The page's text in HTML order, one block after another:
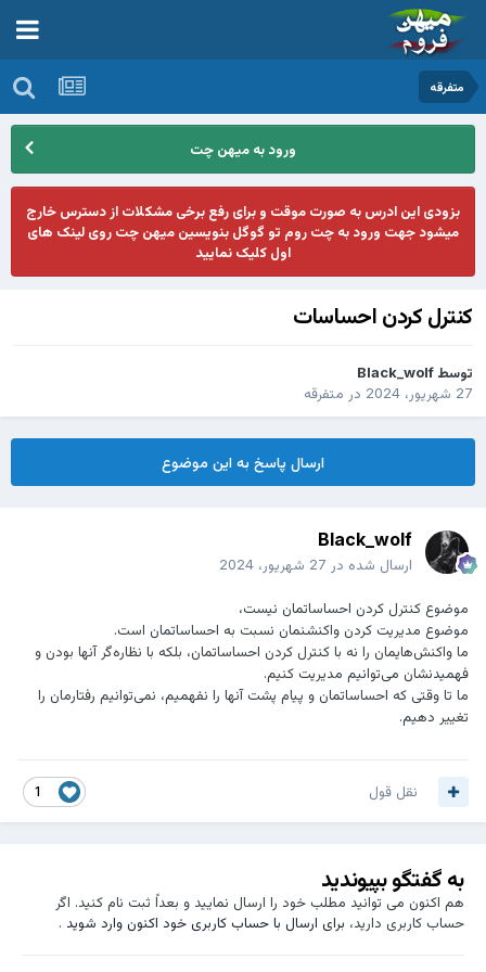
متفرقه
ورود به میهن چت
بزودی این ادرس به صورت موقت و برای رفع برخی مشکلات از دسترس خارج
میشود جهت ورود به چت روم تو گوگل بنویسین میهن چت روی لینک های
اول کلیک نمایید
کنترل کردن احساسات
توسط Black_wolf
27 شهریور، 2024
در متفرقه
ارسال پاسخ به این موضوع
Black_wolf
ارسال شده در 27 شهریور، 2024
موضوع کنترل کردن احساساتمان نیست،
موضوع مدیریت کردن واکنشنمان نسبت به احساساتمان است.
ما واکنش‌هایمان را نه با کنترل کردن احساساتمان، بلکه با نظاره‌گر آنها بودن و
فهمیدنشان می‌توانیم مدیریت کنیم.
ما تا وقتی که احساساتمان و پیام پشت آنها را نفهمیم، نمی‌توانیم رفتارمان را
تغییر دهیم.
نقل قول
به گفتگو بپیوندید
هم اکنون می توانید مطلب خود را ارسال نمایید و بعداً ثبت نام کنید. اگر
حساب کاربری دارید، برای ارسال با حساب کاربری خود اکنون وارد شوید.